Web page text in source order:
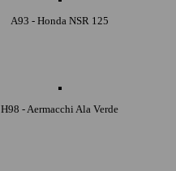
A93 - Honda NSR 125
H98 - Aermacchi Ala Verde